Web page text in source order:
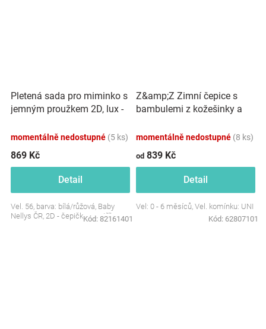
Pletená sada pro miminko s
jemným proužkem 2D, lux -
momentálně nedostupné (5 ks)
869 Kč
Detail
Vel. 56, barva: bílá/růžová, Baby
Nellys ČR, 2D - čepička+svetřík
Kód: 82161401
Z&amp;Z Zimní čepice s
bambulemi z kožešinky a
momentálně nedostupné (8 ks)
od 839 Kč
Detail
Vel: 0 - 6 měsíců, Vel. komínku: UNI
Kód: 62807101